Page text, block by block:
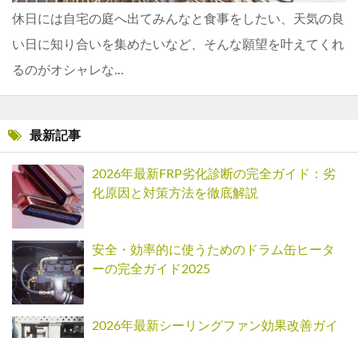
休日には自宅の庭へ出てみんなと食事をしたい、天気の良
い日に知り合いを集めたいなど、そんな願望を叶えてくれ
るのがオシャレな...
最新記事
2026年最新FRP劣化診断の完全ガイド：劣
化原因と対策方法を徹底解説
安全・効率的に使うためのドラム缶ヒータ
ーの完全ガイド2025
2026年最新シーリングファン効果改善ガイ